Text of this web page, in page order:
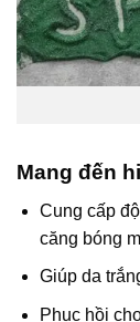
Mang đến
Cung cấp
căng bóng
Giúp da
Phục hồi